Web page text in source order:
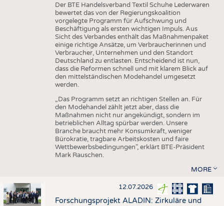
Der BTE Handelsverband Textil Schuhe Lederwaren
bewertet das von der Regierungskoalition
vorgelegte Programm für Aufschwung und
Beschäftigung als ersten wichtigen Impuls. Aus
Sicht des Verbandes enthält das Maßnahmenpaket
einige richtige Ansätze, um Verbraucherinnen und
Verbraucher, Unternehmen und den Standort
Deutschland zu entlasten. Entscheidend ist nun,
dass die Reformen schnell und mit klarem Blick auf
den mittelständischen Modehandel umgesetzt
werden.
„Das Programm setzt an richtigen Stellen an. Für
den Modehandel zählt jetzt aber, dass die
Maßnahmen nicht nur angekündigt, sondern im
betrieblichen Alltag spürbar werden. Unsere
Branche braucht mehr Konsumkraft, weniger
Bürokratie, tragbare Arbeitskosten und faire
Wettbewerbsbedingungen", erklärt BTE-Präsident
Mark Rauschen.
MORE
12.07.2026
Forschungsprojekt ALADIN: Zirkuläre und